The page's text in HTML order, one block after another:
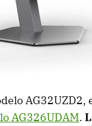
AG32UZD2,
AG326UDAM.